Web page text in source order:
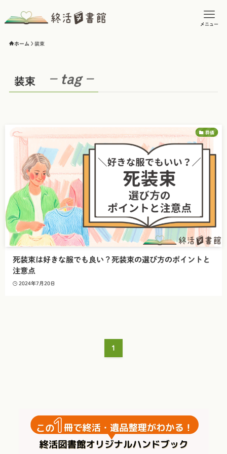
メニュー
ホーム 装束
装束 – tag –
葬儀
死装束は好きな服でも良い？死装束の選び方のポイントと
注意点
2024年7月20日
1